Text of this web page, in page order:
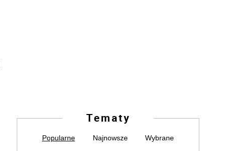
Tematy
Popularne Najnowsze Wybrane